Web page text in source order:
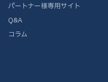
パートナー様専用サイト
Q&A
コラム